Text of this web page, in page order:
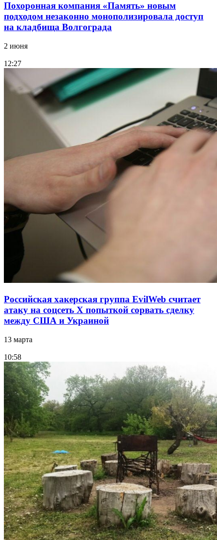
Похоронная компания «Память» новым
подходом незаконно монополизировала доступ
на кладбища Волгограда
2 июня
12:27
Российская хакерская группа EvilWeb считает
атаку на соцсеть Х попыткой сорвать сделку
между США и Украиной
13 марта
10:58